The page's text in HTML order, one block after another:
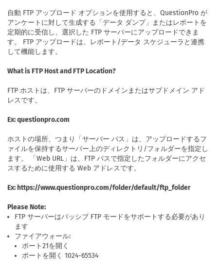
自動 FTP アップロード オプションを使用すると、QuestionPro が
アンケートに対して生成する「データ ダンプ」またはレポートを
定期的に受信し、選択した FTP サーバーにアップロードできま
す。 FTP アップロードは、レポート/データ スケジューラと連携
して機能します。
What is FTP Host and FTP Location?
FTP ホストは、FTP サーバーのドメインまたはサブドメイン アド
レスです。
Ex: questionpro.com
ホストの場所、つまり「サーバー パス」は、アップロードするフ
ァイルを保持するサーバー上のディレクトリ/フォルダーを指定し
ます。 「Web URL」は、FTP パスで指定したフォルダーにアクセ
スするために使用する Web アドレスです。
Ex: https://www.questionpro.com/folder/default/ftp_folder
Please Note:
FTP サーバーはパッシブ FTP モードをサポートする必要があり
ます
ファイアウォール:
ポート21を開く
ポートを開く 1024-65534